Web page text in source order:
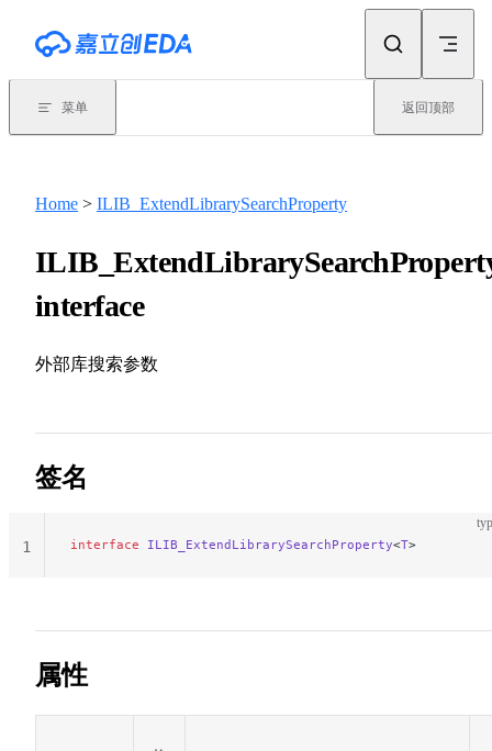
菜单 返回顶部
Home > ILIB_ExtendLibrarySearchProperty
interface
外部库搜索参数
签名
interface ILIB_ExtendLibrarySearchProperty<T>
1
属性